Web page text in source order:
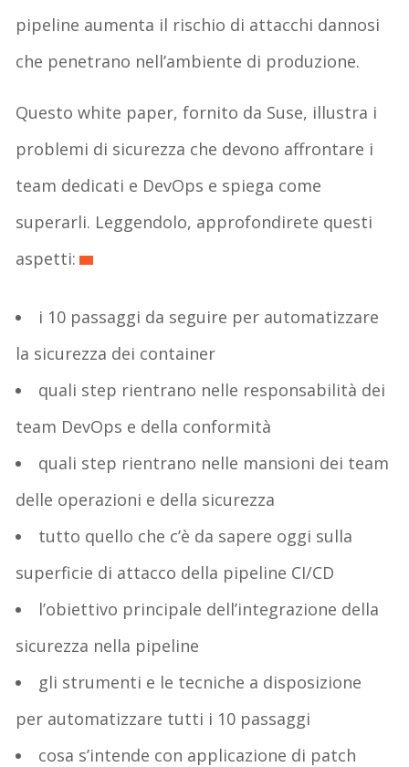
pipeline aumenta il rischio di attacchi dannosi
che penetrano nell’ambiente di produzione.
Questo white paper, fornito da Suse, illustra i
problemi di sicurezza che devono affrontare i
team dedicati e DevOps e spiega come
superarli. Leggendolo, approfondirete questi
aspetti:
i 10 passaggi da seguire per automatizzare
la sicurezza dei container
quali step rientrano nelle responsabilità dei
team DevOps e della conformità
quali step rientrano nelle mansioni dei team
delle operazioni e della sicurezza
tutto quello che c’è da sapere oggi sulla
superficie di attacco della pipeline CI/CD
l’obiettivo principale dell’integrazione della
sicurezza nella pipeline
gli strumenti e le tecniche a disposizione
per automatizzare tutti i 10 passaggi
cosa s’intende con applicazione di patch